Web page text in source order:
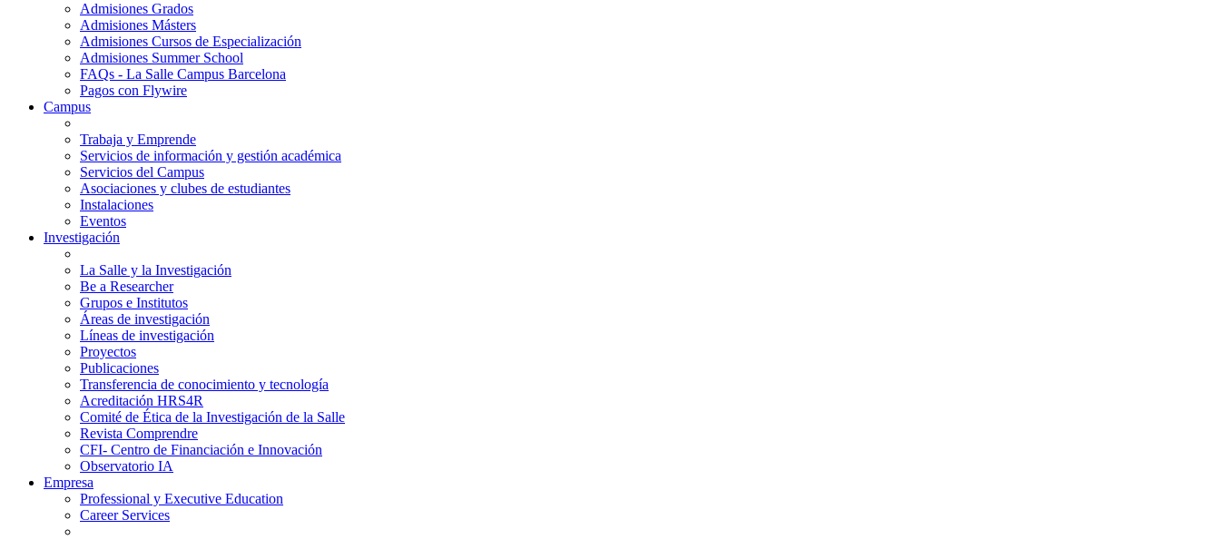
Admisiones Grados
Admisiones Másters
Admisiones Cursos de Especialización
Admisiones Summer School
FAQs - La Salle Campus Barcelona
Pagos con Flywire
Campus
Trabaja y Emprende
Servicios de información y gestión académica
Servicios del Campus
Asociaciones y clubes de estudiantes
Instalaciones
Eventos
Investigación
La Salle y la Investigación
Be a Researcher
Grupos e Institutos
Áreas de investigación
Líneas de investigación
Proyectos
Publicaciones
Transferencia de conocimiento y tecnología
Acreditación HRS4R
Comité de Ética de la Investigación de la Salle
Revista Comprendre
CFI- Centro de Financiación e Innovación
Observatorio IA
Empresa
Professional y Executive Education
Career Services